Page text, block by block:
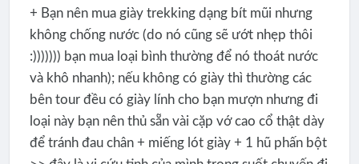
+ Bạn nên mua giày trekking dạng bít mũi nhưng
không chống nước (do nó cũng sẽ ướt nhẹp thôi
:))))))) bạn mua loại bình thường để nó thoát nước
và khô nhanh); nếu không có giày thì thường các
bên tour đều có giày lính cho bạn mượn nhưng đi
loại này bạn nên thủ sẵn vài cặp vớ cao cổ thật dày
để tránh đau chân + miếng lót giày + 1 hũ phấn bột